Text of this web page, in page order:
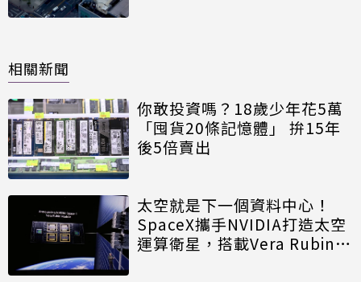
相關新聞
你敢投資嗎？18歲少年花5萬
「囤貨20條記憶體」 拚15年
後5倍賣出
太空就是下一個資料中心！
SpaceX攜手NVIDIA打造太空
運算衛星，搭載Vera Rubin運